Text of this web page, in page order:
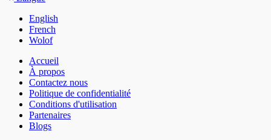
English
French
Wolof
Accueil
À propos
Contactez nous
Politique de confidentialité
Conditions d'utilisation
Partenaires
Blogs